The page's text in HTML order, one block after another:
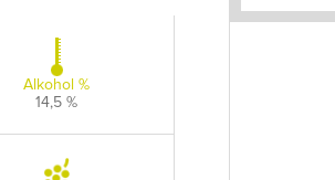
Alkohol %
14,5 %